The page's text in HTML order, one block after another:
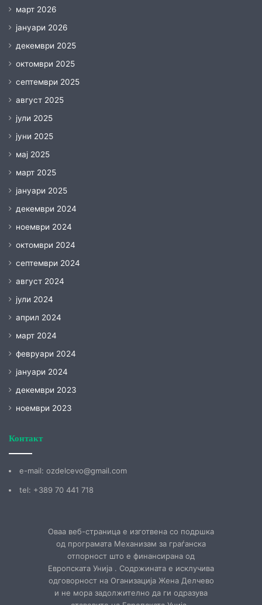
март 2026
јануари 2026
декември 2025
октомври 2025
септември 2025
август 2025
јули 2025
јуни 2025
мај 2025
март 2025
јануари 2025
декември 2024
ноември 2024
октомври 2024
септември 2024
август 2024
јули 2024
април 2024
март 2024
февруари 2024
јануари 2024
декември 2023
ноември 2023
Контакт
е-mail: ozdelcevo@gmail.com
tel: +389 70 441 718
Оваа веб-страница е изготвена со подршка
од програмата Механизам за граѓанска
отпорност што е финансирана од
Европската Унија . Содржината е исклучива
одговорност на Оганизација Жена Делчево
и не мора задолжително да ги одразува